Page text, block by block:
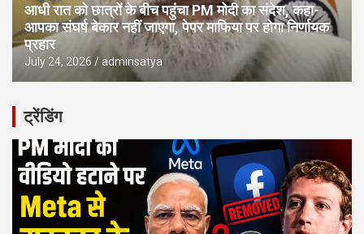
आधी रात को छात्रों के बीच पहुंचा PM मोदी का संदेश, कहा-
आपका संघर्ष बेकार नहीं जाएगा, पेपर माफिया पर होगा निर्णायक
प्रहार
July 24, 2026 adminsatya
ट्रेंडिंग